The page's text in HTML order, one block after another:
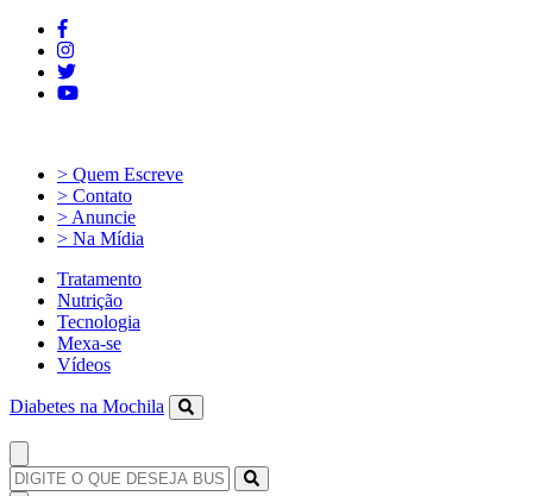
> Quem Escreve
> Contato
> Anuncie
> Na Mídia
Tratamento
Nutrição
Tecnologia
Mexa-se
Vídeos
Diabetes na Mochila